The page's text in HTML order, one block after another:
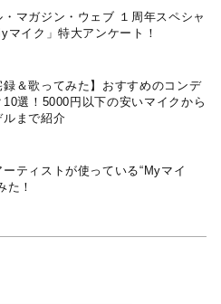
マガジン・ウェブ １周年スペシャ
マイク」特大アンケート！
録＆歌ってみた】おすすめのコンデ
10選！5000円以下の安いマイクから
ルまで紹介
ーティストが使っている“Myマイ
た！